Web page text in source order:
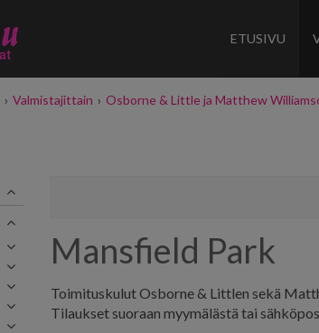
ETUSIVU
› Valmistajittain › Osborne & Little ja Matthew
Mansfield Park
Toimituskulut Osborne & Littlen sekä
Tilaukset suoraan myymälästä tai